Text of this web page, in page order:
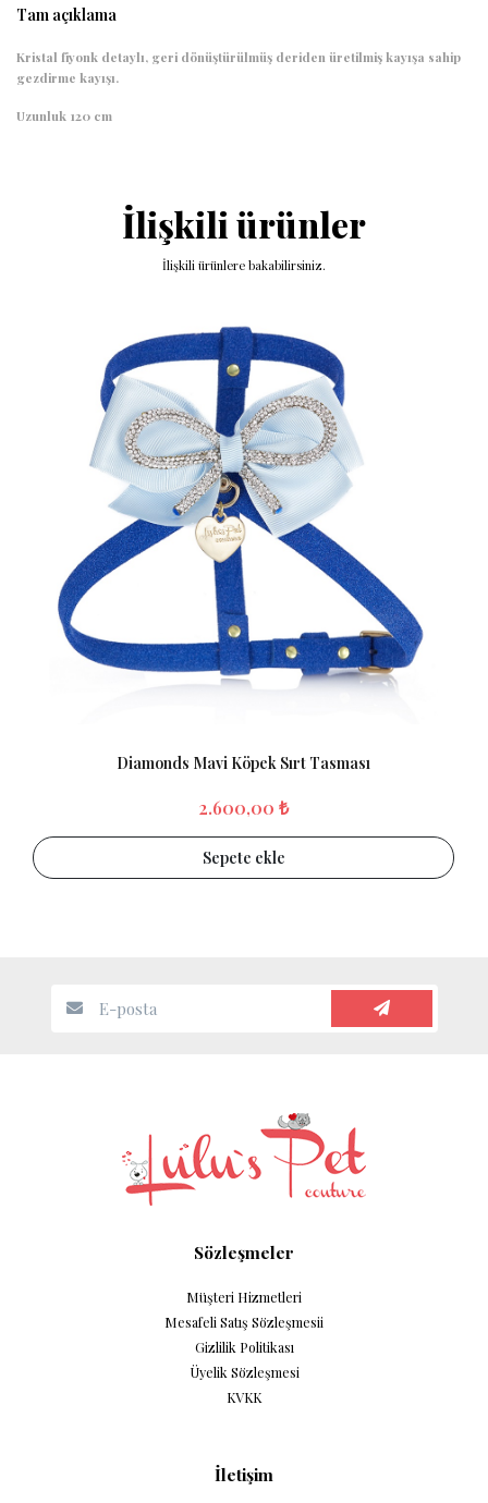
Tam açıklama
Kristal fiyonk detaylı, geri dönüştürülmüş deriden üretilmiş kayışa sahip
gezdirme kayışı.
Uzunluk 120 cm
İlişkili ürünler
İlişkili ürünlere bakabilirsiniz.
Diamonds Mavi Köpek Sırt Tasması
2.600,00 ₺
Sepete ekle
Sözleşmeler
Müşteri Hizmetleri
Mesafeli Satış Sözleşmesii
Gizlilik Politikası
Üyelik Sözleşmesi
KVKK
İletişim